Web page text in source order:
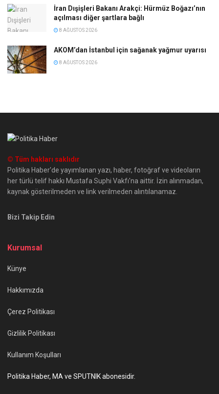
İran Dışişleri Bakanı Arakçi: Hürmüz Boğazı’nın
açılması diğer şartlara bağlı
8 AĞUSTOS 2026
AKOM’dan İstanbul için sağanak yağmur uyarısı
8 AĞUSTOS 2026
© Tüm hakları saklıdır
Politika Haber'de yayımlanan yazı, haber, fotoğraf ve videoların
her türlü telif hakkı Mustafa Suphi Vakfı'na aittir. İzin alınmadan,
kaynak gösterilmeden ve link verilmeden alıntılanamaz.
Bizi Takip Edin
Kurumsal
Künye
Hakkımızda
Çerez Politikası
Gizlilik Politikası
Kullanım Koşulları
Politika Haber, MA ve SPUTNIK abonesidir.